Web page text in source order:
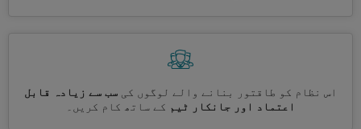
اس نظام کو طاقتور بنانے والے لوگوں کی سب سے زیادہ قابل
اعتماد اور جانکار ٹیم کے ساتھ کام کریں۔